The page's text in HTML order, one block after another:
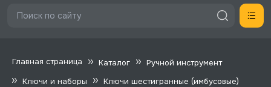
Главная страница Каталог
Ручной инструмент
Ключи и наборы
Ключи шестигранные (имбусовые)